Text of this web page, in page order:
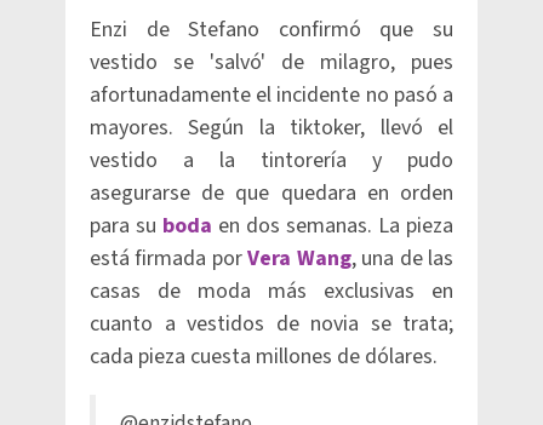
Enzi de Stefano confirmó que su
vestido se 'salvó' de milagro, pues
afortunadamente el incidente no pasó a
mayores. Según la tiktoker, llevó el
vestido a la tintorería y pudo
asegurarse de que quedara en orden
para su boda en dos semanas. La pieza
está firmada porVera Wang, una de las
casas de moda más exclusivas en
cuanto a vestidos de novia se trata;
cada pieza cuesta millones de dólares.